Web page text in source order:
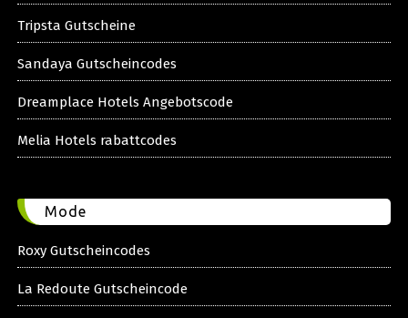
Tripsta Gutscheine
Sandaya Gutscheincodes
Dreamplace Hotels Angebotscode
Melia Hotels rabattcodes
Mode
Roxy Gutscheincodes
La Redoute Gutscheincode